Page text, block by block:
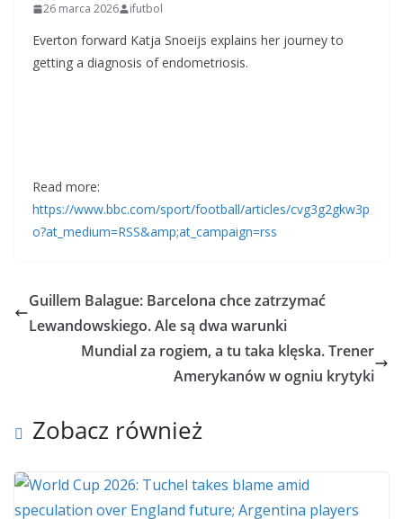
26 marca 2026 ifutbol
Everton forward Katja Snoeijs explains her journey to
getting a diagnosis of endometriosis.
Read more:
https://www.bbc.com/sport/football/articles/cvg3g2gkw3p
o?at_medium=RSS&amp;at_campaign=rss
Guillem Balague: Barcelona chce zatrzymać
Lewandowskiego. Ale są dwa warunki
Mundial za rogiem, a tu taka klęska. Trener
Amerykanów w ogniu krytyki
Zobacz również